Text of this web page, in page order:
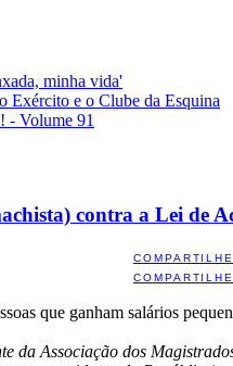
minha vida'
Exército e o Clube da Esquina
- Volume 91
contra a Lei de
que ganham salários
da Associação dos